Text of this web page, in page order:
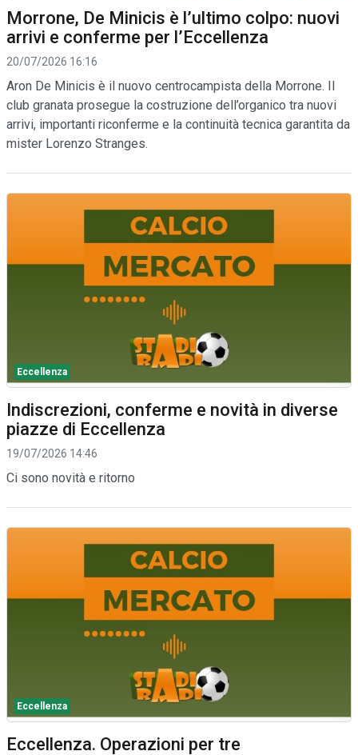
Morrone, De Minicis è l’ultimo colpo: nuovi
arrivi e conferme per l’Eccellenza
20/07/2026 16:16
Aron De Minicis è il nuovo centrocampista della Morrone. Il
club granata prosegue la costruzione dell’organico tra nuovi
arrivi, importanti riconferme e la continuità tecnica garantita da
mister Lorenzo Stranges.
Eccellenza
Indiscrezioni, conferme e novità in diverse
piazze di Eccellenza
19/07/2026 14:46
Ci sono novità e ritorno
Eccellenza
Eccellenza. Operazioni per tre